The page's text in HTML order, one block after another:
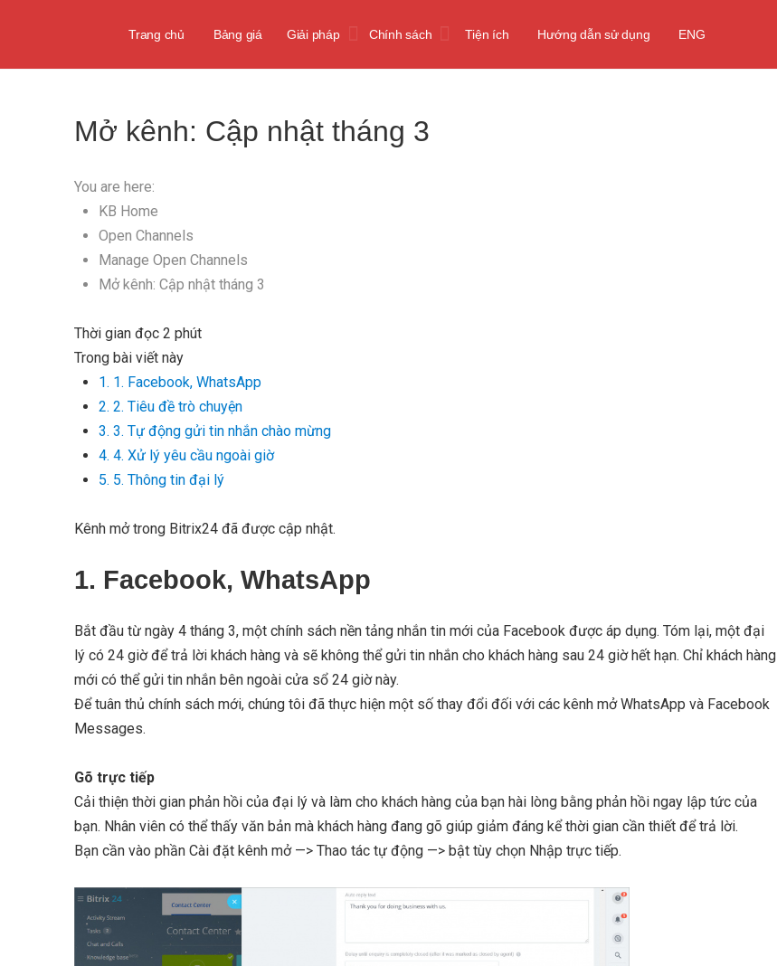
Trang chủ Bảng giá Giải pháp Chính sách Tiện ích Hướng dẫn sử dụng ENG
Mở kênh: Cập nhật tháng 3
You are here:
KB Home
Open Channels
Manage Open Channels
Mở kênh: Cập nhật tháng 3
Thời gian đọc 2 phút
Trong bài viết này
1. 1. Facebook, WhatsApp
2. 2. Tiêu đề trò chuyện
3. 3. Tự động gửi tin nhắn chào mừng
4. 4. Xử lý yêu cầu ngoài giờ
5. 5. Thông tin đại lý
Kênh mở trong Bitrix24 đã được cập nhật.
1. Facebook, WhatsApp
Bắt đầu từ ngày 4 tháng 3, một chính sách nền tảng nhắn tin mới của Facebook được áp dụng. Tóm lại, một đại
lý có 24 giờ để trả lời khách hàng và sẽ không thể gửi tin nhắn cho khách hàng sau 24 giờ hết hạn. Chỉ khách hàng
mới có thể gửi tin nhắn bên ngoài cửa sổ 24 giờ này.
Để tuân thủ chính sách mới, chúng tôi đã thực hiện một số thay đổi đối với các kênh mở WhatsApp và Facebook
Messages.
Gõ trực tiếp
Cải thiện thời gian phản hồi của đại lý và làm cho khách hàng của bạn hài lòng bằng phản hồi ngay lập tức của
bạn. Nhân viên có thể thấy văn bản mà khách hàng đang gõ giúp giảm đáng kể thời gian cần thiết để trả lời.
Bạn cần vào phần Cài đặt kênh mở —> Thao tác tự động —> bật tùy chọn Nhập trực tiếp.